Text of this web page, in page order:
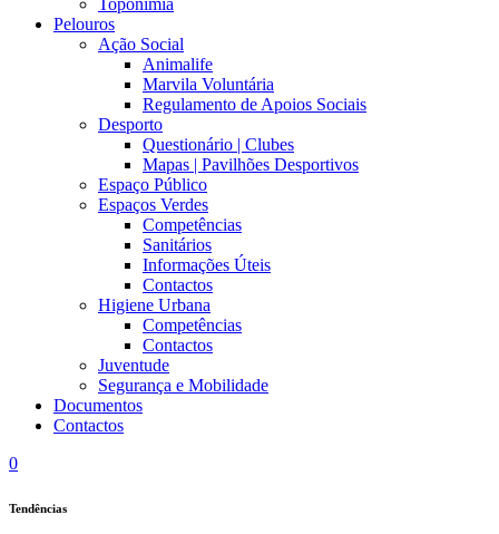
Toponímia
Pelouros
Ação Social
Animalife
Marvila Voluntária
Regulamento de Apoios Sociais
Desporto
Questionário | Clubes
Mapas | Pavilhões Desportivos
Espaço Público
Espaços Verdes
Competências
Sanitários
Informações Úteis
Contactos
Higiene Urbana
Competências
Contactos
Juventude
Segurança e Mobilidade
Documentos
Contactos
0
Tendências